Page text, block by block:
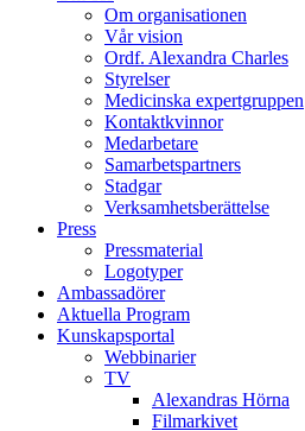
Om organisationen
Vår vision
Ordf. Alexandra Charles
Styrelser
Medicinska expertgruppen
Kontaktkvinnor
Medarbetare
Samarbetspartners
Stadgar
Verksamhetsberättelse
Press
Pressmaterial
Logotyper
Ambassadörer
Aktuella Program
Kunskapsportal
Webbinarier
TV
Alexandras Hörna
Filmarkivet